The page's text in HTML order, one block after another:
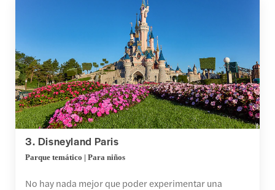
3. Disneyland Paris
Parque temático | Para niños
No hay nada mejor que poder experimentar una